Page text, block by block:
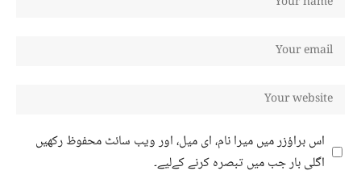
اس براؤزر میں میرا نام، ای میل، اور ویب سائٹ محفوظ رکھیں
اگلی بار جب میں تبصرہ کرنے کےلیے۔